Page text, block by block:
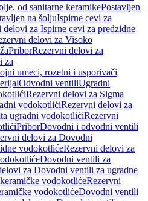
od sanitarne keramikePostavljen
na šoljuIspirne cevi za
delovi za Ispirne cevi za predzidne
delovi za Visoko
PriborRezervni delovi za
za
umeci, rozetni i usporivači
Odvodni ventiliUgradni
Rezervni delovi za Sigma
vodokotlićiRezervni delovi za
ugradni vodokotlićiRezervni
PriborDovodni i odvodni ventili
delovi za Dovodni
vodokotlićeRezervni delovi za
Dovodni ventili za
za Dovodni ventili za ugradne
vodokotlićeRezervni
vodokotlićeDovodni ventili